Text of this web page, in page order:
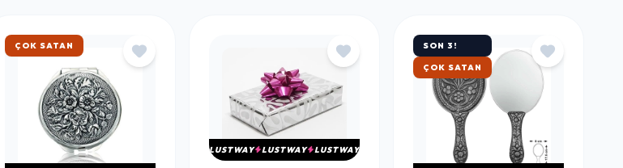
ÇOK SATAN
LUSTWAY LUSTWAY LUSTWAY
SON 3!
ÇOK SATAN